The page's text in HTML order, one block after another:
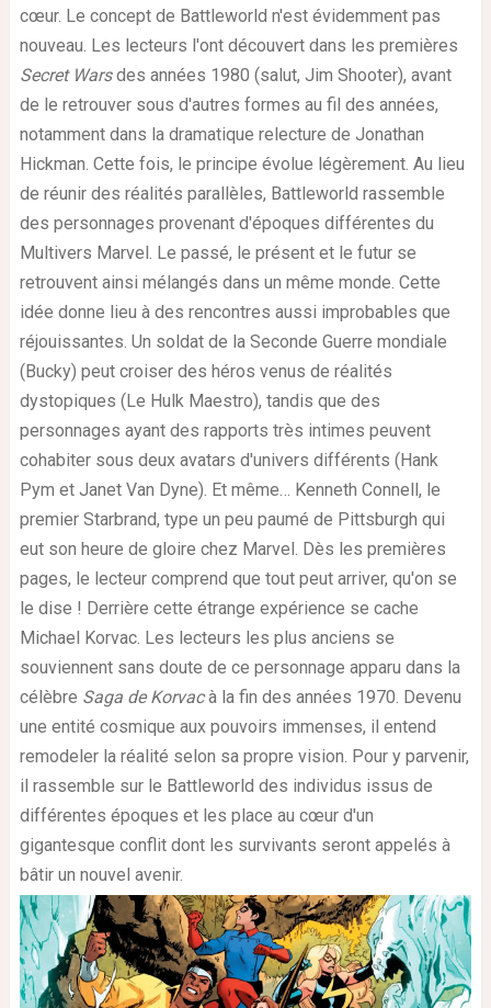
cœur. Le concept de Battleworld n'est évidemment pas
nouveau. Les lecteurs l'ont découvert dans les premières
Secret Warsdes années 1980 (salut, Jim Shooter), avant
de le retrouver sous d'autres formes au fil des années,
notamment dans la dramatique relecture de Jonathan
Hickman. Cette fois, le principe évolue légèrement. Au lieu
de réunir des réalités parallèles, Battleworld rassemble
des personnages provenant d'époques différentes du
Multivers Marvel. Le passé, le présent et le futur se
retrouvent ainsi mélangés dans un même monde. Cette
idée donne lieu à des rencontres aussi improbables que
réjouissantes. Un soldat de la Seconde Guerre mondiale
(Bucky) peut croiser des héros venus de réalités
dystopiques (Le Hulk Maestro), tandis que des
personnages ayant des rapports très intimes peuvent
cohabiter sous deux avatars d'univers différents (Hank
Pym et Janet Van Dyne). Et même… Kenneth Connell, le
premier Starbrand, type un peu paumé de Pittsburgh qui
eut son heure de gloire chez Marvel. Dès les premières
pages, le lecteur comprend que tout peut arriver, qu'on se
le dise ! Derrière cette étrange expérience se cache
Michael Korvac. Les lecteurs les plus anciens se
souviennent sans doute de ce personnage apparu dans la
célèbre Saga de Korvacà la fin des années 1970. Devenu
une entité cosmique aux pouvoirs immenses, il entend
remodeler la réalité selon sa propre vision. Pour y parvenir,
il rassemble sur le Battleworld des individus issus de
différentes époques et les place au cœur d'un
gigantesque conflit dont les survivants seront appelés à
bâtir un nouvel avenir.